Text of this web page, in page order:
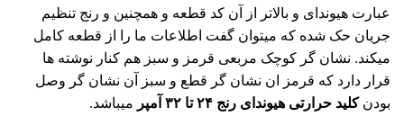
عبارت هیوندای و بالاتر از آن کد قطعه و همچنین و رنج تنظیم
جریان حک شده که میتوان گفت اطلاعات ما را از قطعه کامل
میکند. نشان گر کوچک مربعی قرمز و سبز هم کنار نوشته ها
قرار دارد که قرمز ان نشان گر قطع و سبز آن نشان گر وصل
بودنکلید حرارتی هیوندای رنج ۲۴ تا ۳۲ آمپر میباشد.